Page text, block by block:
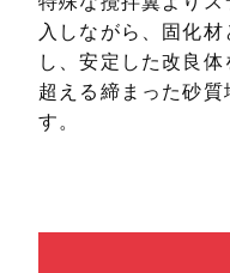
入しながら、固化
し、安定した改良
超える締まった砂質
す。